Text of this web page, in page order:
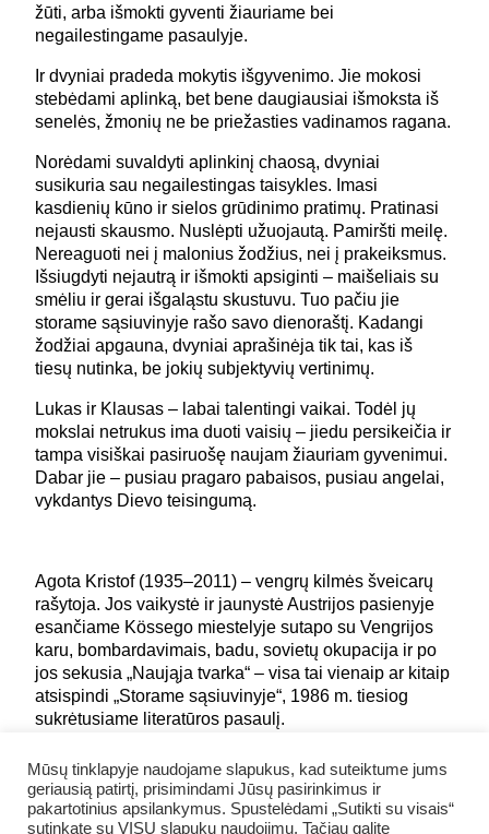
žūti, arba išmokti gyventi žiauriame bei
negailestingame pasaulyje.
Ir dvyniai pradeda mokytis išgyvenimo. Jie mokosi
stebėdami aplinką, bet bene daugiausiai išmoksta iš
senelės, žmonių ne be priežasties vadinamos ragana.
Norėdami suvaldyti aplinkinį chaosą, dvyniai
susikuria sau negailestingas taisykles. Imasi
kasdienių kūno ir sielos grūdinimo pratimų. Pratinasi
nejausti skausmo. Nuslėpti užuojautą. Pamiršti meilę.
Nereaguoti nei į malonius žodžius, nei į prakeiksmus.
Išsiugdyti nejautrą ir išmokti apsiginti – maišeliais su
smėliu ir gerai išgaląstu skustuvu. Tuo pačiu jie
storame sąsiuvinyje rašo savo dienoraštį. Kadangi
žodžiai apgauna, dvyniai aprašinėja tik tai, kas iš
tiesų nutinka, be jokių subjektyvių vertinimų.
Lukas ir Klausas – labai talentingi vaikai. Todėl jų
mokslai netrukus ima duoti vaisių – jiedu persikeičia ir
tampa visiškai pasiruošę naujam žiauriam gyvenimui.
Dabar jie – pusiau pragaro pabaisos, pusiau angelai,
vykdantys Dievo teisingumą.
Agota Kristof (1935–2011) – vengrų kilmės šveicarų
rašytoja. Jos vaikystė ir jaunystė Austrijos pasienyje
esančiame Kössego miestelyje sutapo su Vengrijos
karu, bombardavimais, badu, sovietų okupacija ir po
jos sekusia „Naująja tvarka“ – visa tai vienaip ar kitaip
atsispindi „Storame sąsiuvinyje“, 1986 m. tiesiog
sukrėtusiame literatūros pasaulį.
Režisierius Jokūbas Brazys yra sukūręs spektaklius
pagal Moljero „Mizantropą“, Šekspyro „Makbetą“,
Mūsų tinklapyje naudojame slapukus, kad suteiktume jums
geriausią patirtį, prisimindami Jūsų pasirinkimus ir
pakartotinius apsilankymus. Spustelėdami „Sutikti su visais“
sutinkate su VISŲ slapukų naudojimu. Tačiau galite